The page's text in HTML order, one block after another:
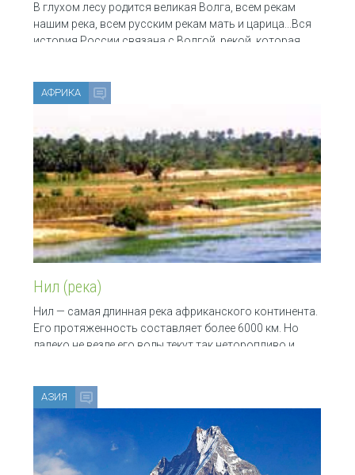
В глухом лесу родится великая Волга, всем рекам
нашим река, всем русским рекам мать и царица...Вся
история России связана с Волгой, рекой, которая
АФРИКА
Нил (река)
Нил — самая длинная река африканского континента.
Его протяженность составляет более 6000 км. Но
далеко не везде его воды текут так неторопливо и
АЗИЯ